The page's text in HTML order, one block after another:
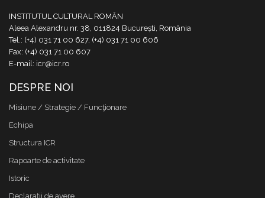
INSTITUTUL CULTURAL ROMÂN
Aleea Alexandru nr. 38, 011824 București, România
Tel.: (+4) 031 71 00 627, (+4) 031 71 00 606
Fax: (+4) 031 71 00 607
E-mail: icr@icr.ro
DESPRE NOI
Misiune / Strategie / Funcţionare
Echipa
Structura ICR
Rapoarte de activitate
Istoric
Declaraţii de avere